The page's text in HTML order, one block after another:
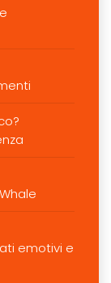
emotivi e